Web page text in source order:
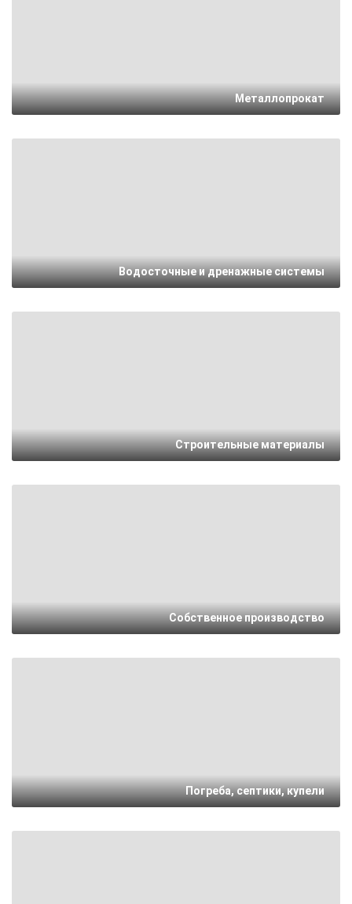
Металлопрокат
Водосточные и дренажные системы
Строительные материалы
Собственное производство
Погреба, септики, купели